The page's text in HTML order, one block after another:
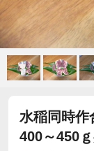
水稲同時作
400～450